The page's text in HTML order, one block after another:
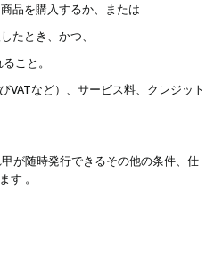
品を購入するか、または
たとき、かつ、
こと。
VATなど）、サービス料、クレジット
が随時発行できるその他の条件、仕
す 。